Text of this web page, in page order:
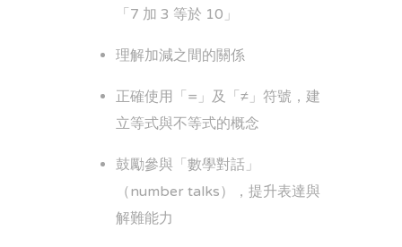
「7 加 3 等於 10」
理解加減之間的關係
正確使用「=」及「≠」符號，建
立等式與不等式的概念
鼓勵參與「數學對話」
（number talks），提升表達與
解難能力